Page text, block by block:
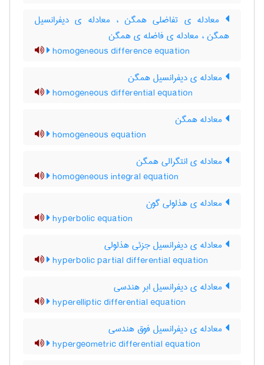
معادله ی تفاضلی همگن ، معادله ی دیفرانسیل
همگن ، معادله ی فاضله ی همگن
homogeneous difference equation
معادله ی دیفرانسیل همگن
homogeneous differential equation
معادله همگن
homogeneous equation
معادله ی انتگرالی همگن
homogeneous integral equation
معادله ی هذلولی گون
hyperbolic equation
معادله ی دیفرانسیل جزئی هذلولی
hyperbolic partial differential equation
معادله ی دیفرانسیل ابر هندسی
hyperelliptic differential equation
معادله ی دیفرانسیل فوق هندسی
hypergeometric differential equation